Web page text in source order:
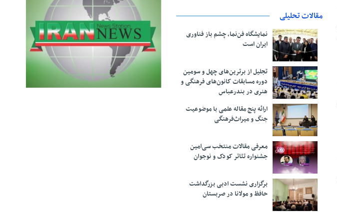
مقالات تحلیلی
نمایشگاه فن‌نما، چشم باز فناوری
ایران است
تجلیل از بر‌ترین‌های چهل و سومین
دوره مسابقات کانون‌های فرهنگی و
هنری در بندرعباس
ارائه پنج مقاله علمی با موضوعیت
جنگ و میراث‌فرهنگی
معرفی مقالات منتخب سی‌امین
جشنواره تئاتر کودک و نوجوان
برگزاری نشست ادبی بزرگداشت
حافظ و مولانا در صربستان